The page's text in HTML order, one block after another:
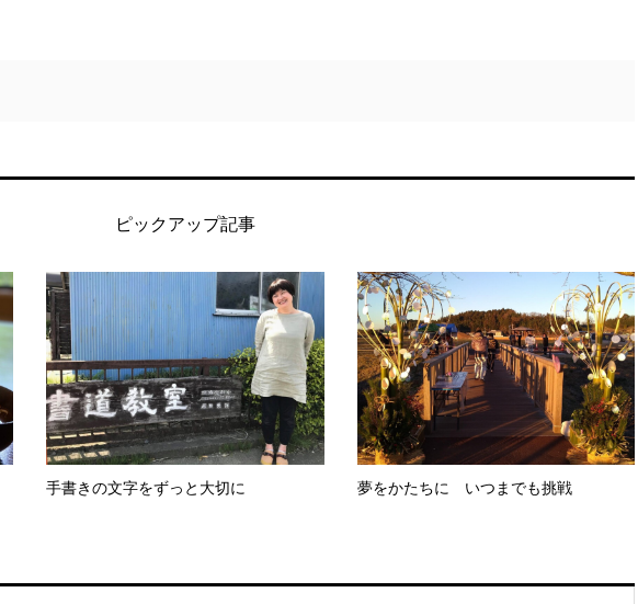
ピックアップ記事
手書きの文字をずっと大切に 夢をかたちに いつまでも挑戦